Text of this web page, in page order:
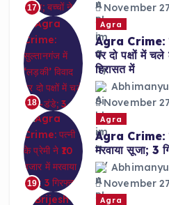
17
November
18
Agra
Agra Crime:
पर दो पक्षों में
हिरासत में
November
19
Agra
Agra Crime:
मरवाया सूजा; 3
November
Agra